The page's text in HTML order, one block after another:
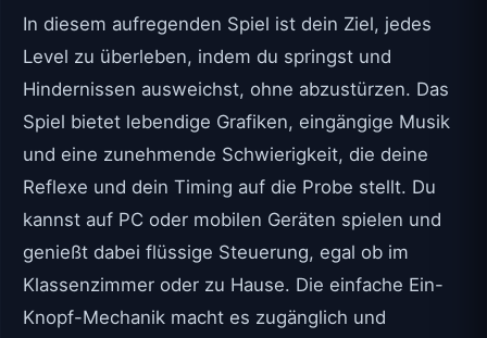
In diesem aufregenden Spiel ist dein Ziel, jedes
Level zu überleben, indem du springst und
Hindernissen ausweichst, ohne abzustürzen. Das
Spiel bietet lebendige Grafiken, eingängige Musik
und eine zunehmende Schwierigkeit, die deine
Reflexe und dein Timing auf die Probe stellt. Du
kannst auf PC oder mobilen Geräten spielen und
genießt dabei flüssige Steuerung, egal ob im
Klassenzimmer oder zu Hause. Die einfache Ein-
Knopf-Mechanik macht es zugänglich und